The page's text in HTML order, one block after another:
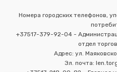
Номера городских телефонов,
+37517-379-92-04 -
отдел
Адрес: ул.
Эл. почта: